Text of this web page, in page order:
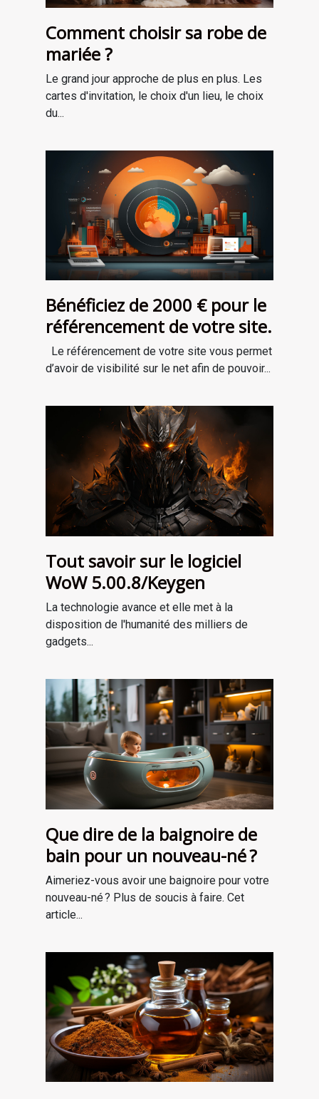
Comment choisir sa robe de
mariée ?
Le grand jour approche de plus en plus. Les
cartes d'invitation, le choix d'un lieu, le choix
du...
Bénéficiez de 2000 € pour le
référencement de votre site.
Le référencement de votre site vous permet
d’avoir de visibilité sur le net afin de pouvoir...
Tout savoir sur le logiciel
WoW 5.00.8/Keygen
La technologie avance et elle met à la
disposition de l'humanité des milliers de
gadgets...
Que dire de la baignoire de
bain pour un nouveau-né ?
Aimeriez-vous avoir une baignoire pour votre
nouveau-né ? Plus de soucis à faire. Cet
article...